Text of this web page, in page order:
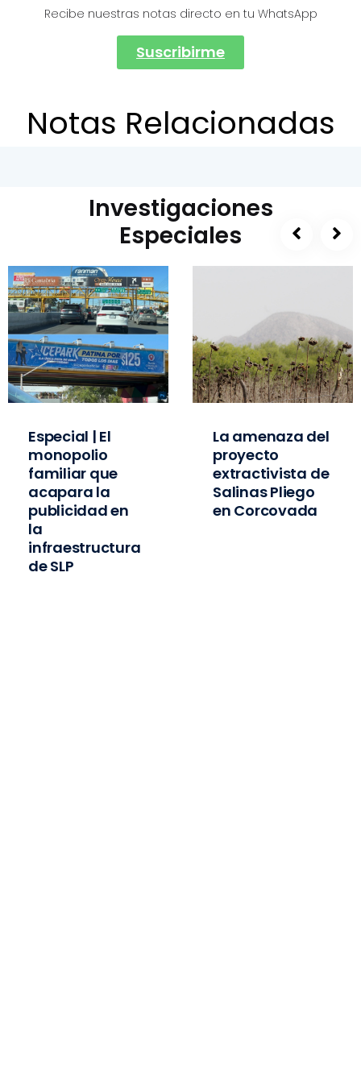
Recibe nuestras notas directo en tu WhatsApp
Suscribirme
Notas Relacionadas
Investigaciones
Especiales
Especial | El
monopolio
familiar que
acapara la
publicidad en
la
infraestructura
de SLP
La amenaza del
proyecto
extractivista de
Salinas Pliego
en Corcovada